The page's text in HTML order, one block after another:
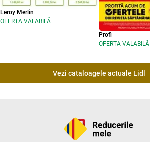
Leroy Merlin
OFERTA VALABILĂ
Profi
OFERTA VALABILĂ
Vezi cataloagele actuale Lidl